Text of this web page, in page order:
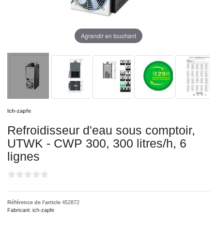
Agrandir en touchant
Ich-zapfe
Refroidisseur d'eau sous comptoir,
UTWK - CWP 300, 300 litres/h, 6
lignes
Référence de l’article 452872
Fabricant: ich-zapfe